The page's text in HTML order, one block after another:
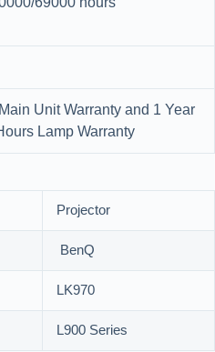
Unit Warranty and 1 Year
Lamp Warranty
Projector
BenQ
LK970
L900 Series